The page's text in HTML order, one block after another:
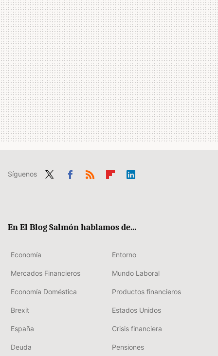
Síguenos
En El Blog Salmón hablamos de...
Economía Entorno
Mercados Financieros Mundo Laboral
Economía Doméstica Productos financieros
Brexit Estados Unidos
España Crisis financiera
Deuda Pensiones